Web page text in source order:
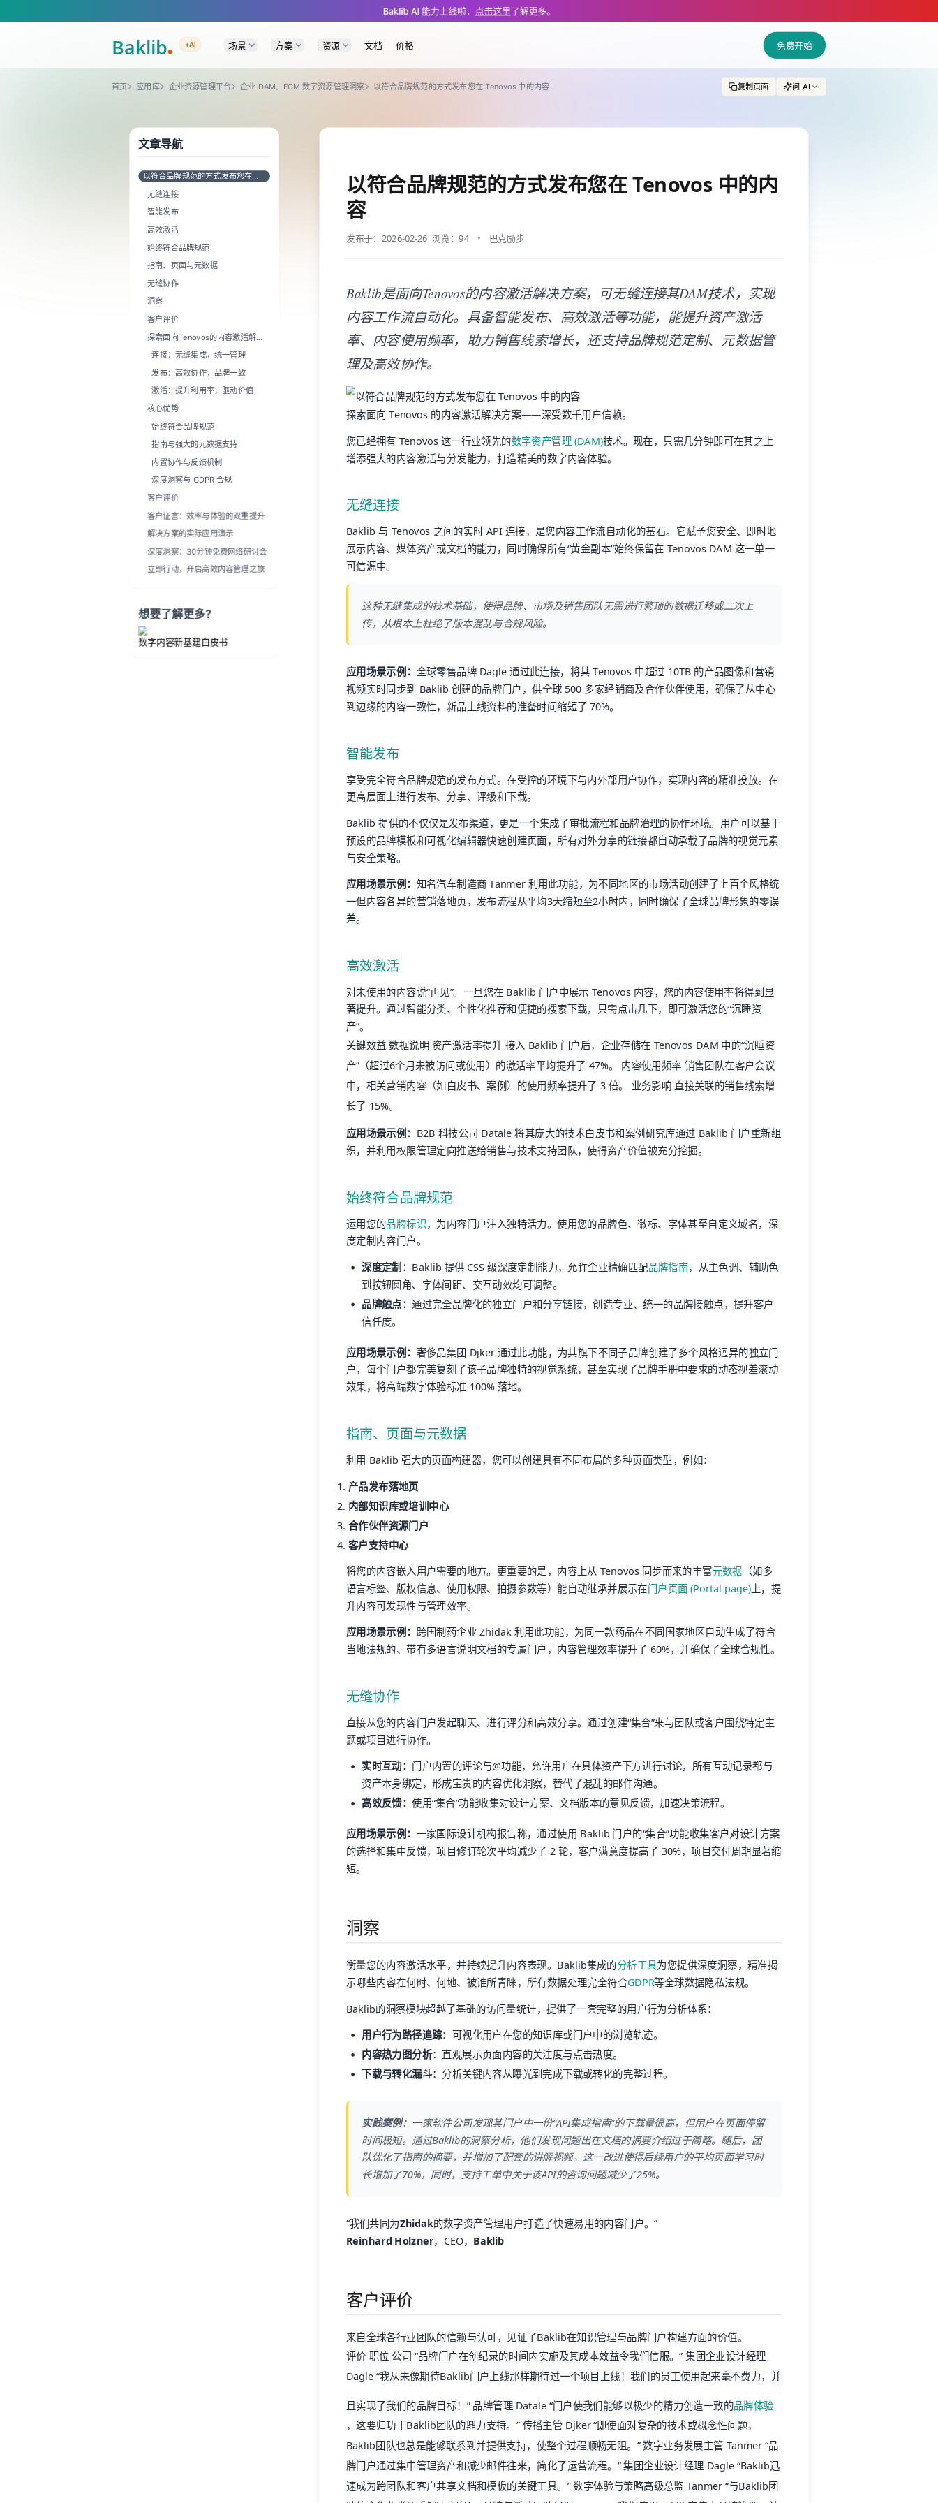
A Markdown version of this page is available at https://www.baklib.com/app/resources/posts/a6f4.md — optimized for AI and LLM tools.
Baklib AI 能力上线啦， 点击这里了解更多。
+AI 场景 方案 资源 文档 价格 免费开始
首页 应用库 企业资源管理平台 企业 DAM、ECM 数字资源管理洞察 以符合品牌规范的方式发布您在 Tenovos 中的内容 复制页面 问 AI
文章导航
以符合品牌规范的方式发布您在
无缝连接
智能发布
高效激活
始终符合品牌规范
指南、页面与元数据
无缝协作
洞察
客户评价
探索面向Tenovos的内容激活解决
连接：无缝集成，统一管理
发布：高效协作，品牌一致
激活：提升利用率，驱动价值
核心优势
始终符合品牌规范
指南与强大的元数据支持
内置协作与反馈机制
深度洞察与 GDPR 合规
客户评价
客户证言：效率与体验的双重提升
解决方案的实际应用演示
深度洞察：30分钟免费网络研讨会
立即行动，开启高效内容管理之旅
想要了解更多?
数字内容新基建白皮书
以符合品牌规范的方式发布您在 Tenovos 中的内
容
发布于：2026-02-26 浏览：94 巴克励步
Baklib是面向Tenovos的内容激活解决方案，可无缝连接其DAM技术，实现
内容工作流自动化。具备智能发布、高效激活等功能，能提升资产激活
率、内容使用频率，助力销售线索增长，还支持品牌规范定制、元数据管
理及高效协作。
探索面向 Tenovos 的内容激活解决方案——深受数千用户信赖。
您已经拥有 Tenovos 这一行业领先的数字资产管理 (DAM)技术。现在，只需几分钟即可在其之上
增添强大的内容激活与分发能力，打造精美的数字内容体验。
无缝连接
Baklib 与 Tenovos 之间的实时 API 连接，是您内容工作流自动化的基石。它赋予您安全、即时地
展示内容、媒体资产或文档的能力，同时确保所有“黄金副本”始终保留在 Tenovos DAM 这一单一
可信源中。
这种无缝集成的技术基础，使得品牌、市场及销售团队无需进行繁琐的数据迁移或二次上
传，从根本上杜绝了版本混乱与合规风险。
应用场景示例： 全球零售品牌 Dagle 通过此连接，将其 Tenovos 中超过 10TB 的产品图像和营销
视频实时同步到 Baklib 创建的品牌门户，供全球 500 多家经销商及合作伙伴使用，确保了从中心
到边缘的内容一致性，新品上线资料的准备时间缩短了 70%。
智能发布
享受完全符合品牌规范的发布方式。在受控的环境下与内外部用户协作，实现内容的精准投放。在
更高层面上进行发布、分享、评级和下载。
Baklib 提供的不仅仅是发布渠道，更是一个集成了审批流程和品牌治理的协作环境。用户可以基于
预设的品牌模板和可视化编辑器快速创建页面，所有对外分享的链接都自动承载了品牌的视觉元素
与安全策略。
应用场景示例： 知名汽车制造商 Tanmer 利用此功能，为不同地区的市场活动创建了上百个风格统
一但内容各异的营销落地页，发布流程从平均3天缩短至2小时内，同时确保了全球品牌形象的零误
差。
高效激活
对未使用的内容说“再见”。一旦您在 Baklib 门户中展示 Tenovos 内容，您的内容使用率将得到显
著提升。通过智能分类、个性化推荐和便捷的搜索下载，只需点击几下，即可激活您的“沉睡资
产”。
关键效益 数据说明 资产激活率提升 接入 Baklib 门户后，企业存储在 Tenovos DAM 中的“沉睡资
产”（超过6个月未被访问或使用）的激活率平均提升了 47%。 内容使用频率 销售团队在客户会议
中，相关营销内容（如白皮书、案例）的使用频率提升了 3 倍。 业务影响 直接关联的销售线索增
长了 15%。
应用场景示例： B2B 科技公司 Datale 将其庞大的技术白皮书和案例研究库通过 Baklib 门户重新组
织，并利用权限管理定向推送给销售与技术支持团队，使得资产价值被充分挖掘。
始终符合品牌规范
运用您的品牌标识，为内容门户注入独特活力。使用您的品牌色、徽标、字体甚至自定义域名，深
度定制内容门户。
深度定制： Baklib 提供 CSS 级深度定制能力，允许企业精确匹配品牌指南，从主色调、辅助色
到按钮圆角、字体间距、交互动效均可调整。
品牌触点：通过完全品牌化的独立门户和分享链接，创造专业、统一的品牌接触点，提升客户
信任度。
应用场景示例： 奢侈品集团 Djker 通过此功能，为其旗下不同子品牌创建了多个风格迥异的独立门
户，每个门户都完美复刻了该子品牌独特的视觉系统，甚至实现了品牌手册中要求的动态视差滚动
效果，将高端数字体验标准 100% 落地。
指南、页面与元数据
利用 Baklib 强大的页面构建器，您可以创建具有不同布局的多种页面类型，例如：
产品发布落地页
内部知识库或培训中心
合作伙伴资源门户
客户支持中心
将您的内容嵌入用户需要的地方。更重要的是，内容上从 Tenovos 同步而来的丰富元数据 （如多
语言标签、版权信息、使用权限、拍摄参数等）能自动继承并展示在门户页面 (Portal page)上，提
升内容可发现性与管理效率。
应用场景示例： 跨国制药企业 Zhidak 利用此功能，为同一款药品在不同国家地区自动生成了符合
当地法规的、带有多语言说明文档的专属门户，内容管理效率提升了 60%，并确保了全球合规性。
无缝协作
直接从您的内容门户发起聊天、进行评分和高效分享。通过创建“集合”来与团队或客户围绕特定主
题或项目进行协作。
实时互动： 门户内置的评论与@功能，允许用户在具体资产下方进行讨论，所有互动记录都与
资产本身绑定，形成宝贵的内容优化洞察，替代了混乱的邮件沟通。
高效反馈：使用“集合”功能收集对设计方案、文档版本的意见反馈，加速决策流程。
应用场景示例： 一家国际设计机构报告称，通过使用 Baklib 门户的“集合”功能收集客户对设计方案
的选择和集中反馈，项目修订轮次平均减少了 2 轮，客户满意度提高了 30%，项目交付周期显著缩
短。
洞察
衡量您的内容激活水平，并持续提升内容表现。Baklib集成的分析工具为您提供深度洞察，精准揭
示哪些内容在何时、何地、被谁所青睐，所有数据处理完全符合GDPR等全球数据隐私法规。
Baklib的洞察模块超越了基础的访问量统计，提供了一套完整的用户行为分析体系：
用户行为路径追踪：可视化用户在您的知识库或门户中的浏览轨迹。
内容热力图分析：直观展示页面内容的关注度与点击热度。
下载与转化漏斗：分析关键内容从曝光到完成下载或转化的完整过程。
实践案例：一家软件公司发现其门户中一份“API集成指南”的下载量很高，但用户在页面停留
时间极短。通过Baklib的洞察分析，他们发现问题出在文档的摘要介绍过于简略。随后，团
队优化了指南的摘要，并增加了配套的讲解视频。这一改进使得后续用户的平均页面学习时
长增加了70%，同时，支持工单中关于该API的咨询问题减少了25%。
“我们共同为Zhidak的数字资产管理用户打造了快速易用的内容门户。”
Reinhard Holzner，CEO， Baklib
客户评价
来自全球各行业团队的信赖与认可，见证了Baklib在知识管理与品牌门户构建方面的价值。
评价 职位 公司 “品牌门户在创纪录的时间内实施及其成本效益令我们信服。” 集团企业设计经理
Dagle “我从未像期待Baklib门户上线那样期待过一个项目上线！我们的员工使用起来毫不费力，并
且实现了我们的品牌目标！” 品牌管理 Datale “门户使我们能够以极少的精力创造一致的品牌体验
，这要归功于Baklib团队的鼎力支持。” 传播主管 Djker “即使面对复杂的技术或概念性问题，
Baklib团队也总是能够联系到并提供支持，使整个过程顺畅无阻。” 数字业务发展主管 Tanmer “品
牌门户通过集中管理资产和减少邮件往来，简化了运营流程。” 集团企业设计经理 Dagle “Baklib迅
速成为跨团队和客户共享文档和模板的关键工具。” 数字体验与策略高级总监 Tanmer “与Baklib团